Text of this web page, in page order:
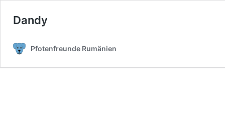
Dandy
Pfotenfreunde Rumänien